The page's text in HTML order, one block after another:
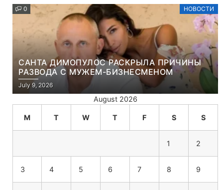
0 НОВОСТИ
САНТА ДИМОПУЛОС РАСКРЫЛА ПРИЧИНЫ
РАЗВОДА С МУЖЕМ-БИЗНЕСМЕНОМ
July 9, 2026
August 2026
M T W T F S S
1 2
3 4 5 6 7 8 9